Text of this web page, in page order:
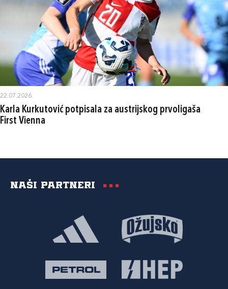
22.07.2026.
Karla Kurkutović potpisala za austrijskog prvoligaša
First Vienna
Naši partneri